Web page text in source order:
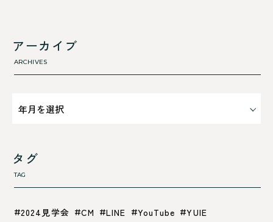
断熱性のこと
気密性のこと
アーカイブ
ARCHIVES
タグ
TAG
2024見学会 CM LINE YouTube
YUIE